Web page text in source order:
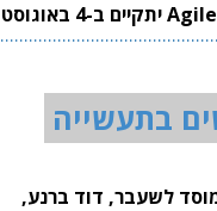
Agile CI/CD יתקיים ב-4 באוגוסט
בתעשייה
לשעבר, דוד ברנע,